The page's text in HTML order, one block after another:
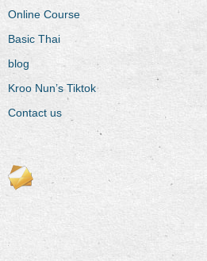
Online Course
Basic Thai
blog
Kroo Nun’s Tiktok
Contact us